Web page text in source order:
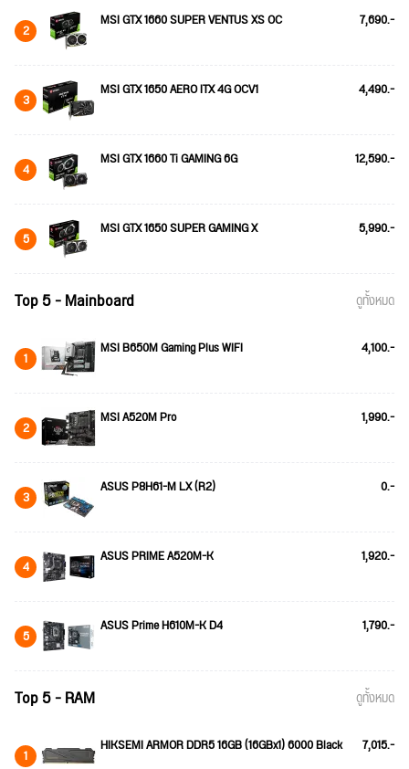
2 MSI GTX 1660 SUPER VENTUS XS OC 7,690.-
3 MSI GTX 1650 AERO ITX 4G OCV1 4,490.-
4 MSI GTX 1660 Ti GAMING 6G 12,590.-
5 MSI GTX 1650 SUPER GAMING X 5,990.-
Top 5 - Mainboard ดูทั้งหมด
1 MSI B650M Gaming Plus WIFI 4,100.-
2 MSI A520M Pro 1,990.-
3 ASUS P8H61-M LX (R2) 0.-
4 ASUS PRIME A520M-K 1,920.-
5 ASUS Prime H610M-K D4 1,790.-
Top 5 - RAM ดูทั้งหมด
1 HIKSEMI ARMOR DDR5 16GB (16GBx1) 6000 Black 7,015.-